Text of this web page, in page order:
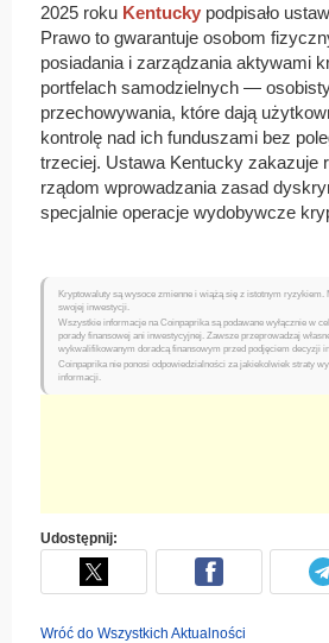
2025 roku Kentucky podpisało
Prawo to gwarantuje osobom
posiadania i zarządzania aktywami
portfelach samodzielnych —
przechowywania, które dają
kontrolę nad ich funduszami bez
trzeciej. Ustawa Kentucky zakazuje
rządom wprowadzania zasad
specjalnie operacje wydobywcze
Kryptowaluty są wysoce zmienne i wiążą się z istotnym ryzykiem.
swojej inwestycji.
Wszystkie informacje na Coinpaprika są podawane wyłącznie w
porady finansowej ani inwestycyjnej. Zawsze przeprowadzaj
wykwalifikowanym doradcą finansowym przed podjęciem decyzji
Coinpaprika nie ponosi odpowiedzialności za jakiekolwiek straty
informacji.
Udostępnij:
Wróć do Wszystkich Aktualności